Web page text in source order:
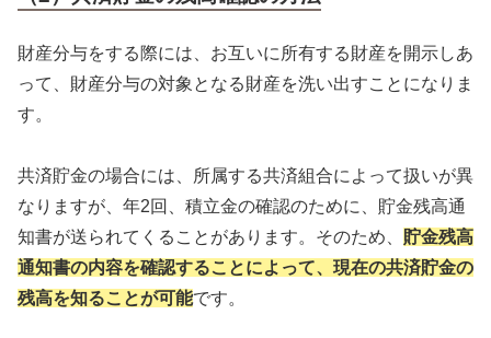
財産分与をする際には、お互いに所有する財産を開示しあ
って、財産分与の対象となる財産を洗い出すことになりま
す。
共済貯金の場合には、所属する共済組合によって扱いが異
なりますが、年2回、積立金の確認のために、貯金残高通
知書が送られてくることがあります。そのため、 貯金残高
通知書の内容を確認することによって、現在の共済貯金の
残高を知ることが可能です。